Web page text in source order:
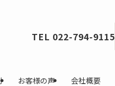
お客様の声 会社概要
TEL 022-794-9115